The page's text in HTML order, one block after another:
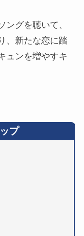
ングを聴いて、
、新たな恋に踏
ュンを増やすキ
プ